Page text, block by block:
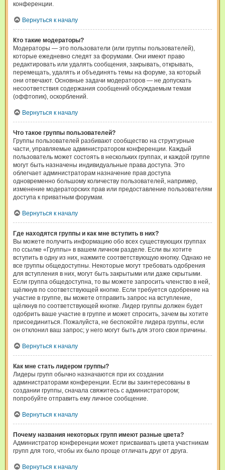
конференции.
Вернуться к началу
Кто такие модераторы?
Модераторы — это пользователи (или группы пользователей),
которые ежедневно следят за форумами. Они имеют право
редактировать или удалять сообщения, закрывать, открывать,
перемещать, удалять и объединять темы на форуме, за который
они отвечают. Основные задачи модераторов — не допускать
несоответствия содержания сообщений обсуждаемым темам
(оффтопик), оскорблений.
Вернуться к началу
Что такое группы пользователей?
Группы пользователей разбивают сообщество на структурные
части, управляемые администратором конференции. Каждый
пользователь может состоять в нескольких группах, и каждой группе
могут быть назначены индивидуальные права доступа. Это
облегчает администраторам назначение прав доступа
одновременно большому количеству пользователей, например,
изменение модераторских прав или предоставление пользователям
доступа к приватным форумам.
Вернуться к началу
Где находятся группы и как мне вступить в них?
Вы можете получить информацию обо всех существующих группах
по ссылке «Группы» в вашем личном разделе. Если вы хотите
вступить в одну из них, нажмите соответствующую кнопку. Однако не
все группы общедоступны. Некоторые могут требовать одобрения
для вступления в них, могут быть закрытыми или даже скрытыми.
Если группа общедоступна, то вы можете запросить членство в ней,
щёлкнув по соответствующей кнопке. Если требуется одобрение на
участие в группе, вы можете отправить запрос на вступление,
щёлкнув по соответствующей кнопке. Лидер группы должен будет
одобрить ваше участие в группе и может спросить, зачем вы хотите
присоединиться. Пожалуйста, не беспокойте лидера группы, если
он отклонил ваш запрос; у него могут быть для этого свои причины.
Вернуться к началу
Как мне стать лидером группы?
Лидеры групп обычно назначаются при их создании
администраторами конференции. Если вы заинтересованы в
создании группы, сначала свяжитесь с администратором;
попробуйте отправить ему личное сообщение.
Вернуться к началу
Почему названия некоторых групп имеют разные цвета?
Администратор конференции может присваивать цвета участникам
групп для того, чтобы их было проще отличать друг от друга.
Вернуться к началу